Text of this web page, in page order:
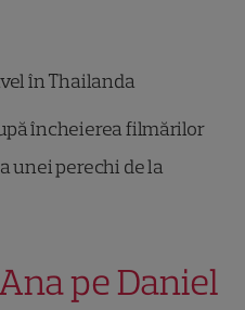
în Thailanda
încheierea filmărilor
unei perechi de la
pe Daniel